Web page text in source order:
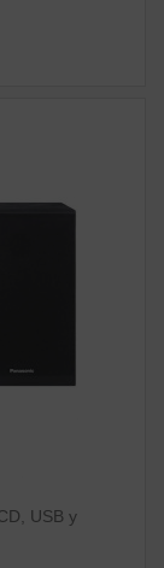
USB y